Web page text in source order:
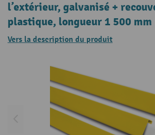
l’extérieur, galvanisé +
plastique, longueur 1 500 mm
Vers la description du produit